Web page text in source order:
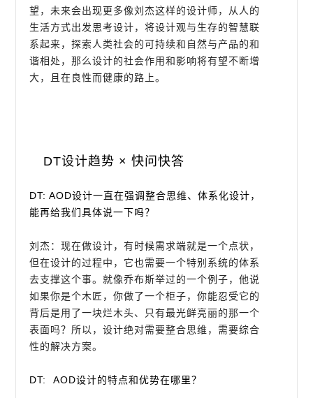
望，未来会出现更多像刘杰这样的设计师，从人的
生活方式出发思考设计，将设计观与生存的智慧联
系起来，探索人类社会的可持续和自然与产品的和
谐相处，那么设计的社会作用和影响将有望不断增
大，且在良性而健康的路上。
DT设计趋势 × 快问快答
DT: AOD设计一直在强调整合思维、体系化设计，
能再给我们具体说一下吗？
刘杰：现在做设计，有时候需求端就是一个点状，
但在设计的过程中，它也需要一个特别系统的体系
去支撑这个事。就像乔布斯举过的一个例子，他说
如果你是个木匠，你做了一个柜子，你能忍受它的
背后是用了一块烂木头、只有最光鲜亮丽的那一个
表面吗？所以，设计绝对需要整合思维，需要综合
性的解决方案。
DT: AOD设计的特点和优势在哪里？